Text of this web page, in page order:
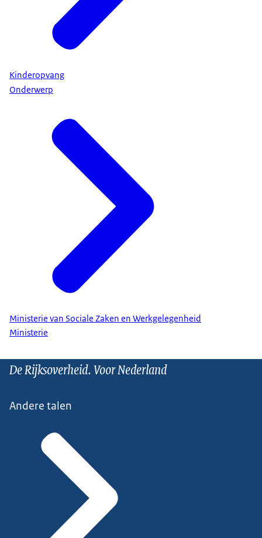
Kinderopvang
Onderwerp
Ministerie van Sociale Zaken en Werkgelegenheid
Ministerie
De Rijksoverheid. Voor Nederland
Andere talen